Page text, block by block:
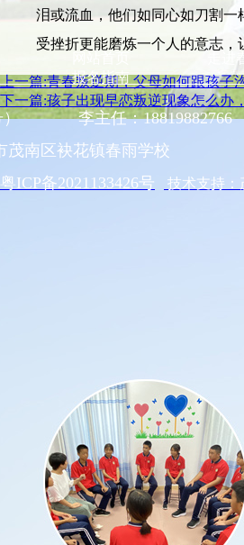
泪或流血，他们如同心如刀割
受挫折更能磨炼一个人的意志
上一篇:青春叛逆期，父母如何跟孩子
下一篇:孩子出现早恋叛逆现象怎么办
走进
报名指南
号） 李主任：18819882766
茂南区袂花镇春雨学校
粤ICP备2021133426号
技术支持：